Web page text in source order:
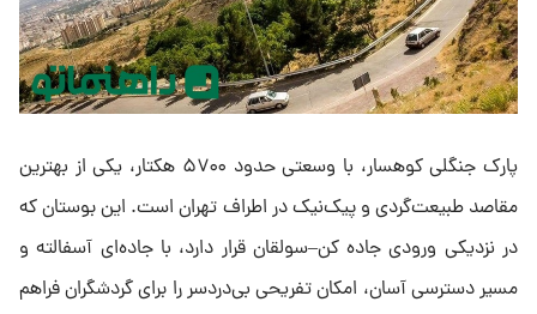
پارک جنگلی کوهسار، با وسعتی حدود ۵۷۰۰ هکتار، یکی از بهترین
مقاصد طبیعت‌گردی و پیک‌نیک در اطراف تهران است. این بوستان که
در نزدیکی ورودی جاده کن–سولقان قرار دارد، با جاده‌ای آسفالته و
مسیر دسترسی آسان، امکان تفریحی بی‌دردسر را برای گردشگران فراهم